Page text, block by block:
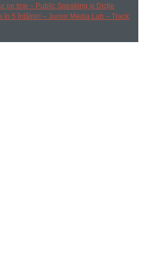
pe tine – Public Speaking și Dicție
în 5 întâlniri – Junior Media Lab – Track